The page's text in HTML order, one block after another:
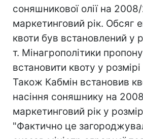
соняшникової олії на
маркетинговий рік. Обсяг
квоти був встановлений у
т. Мінагрополітики
встановити квоту у
Також Кабмін встановив
насіння соняшнику на
маркетинговий рік у
"Фактично це